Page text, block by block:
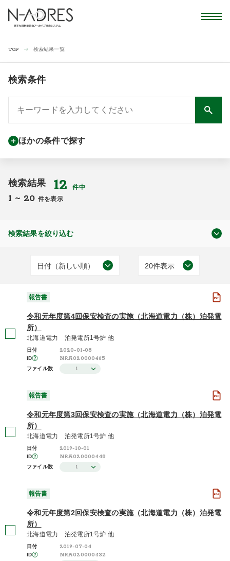
TOP 検索結果一覧
検索条件
ほかの条件で探す
検索結果 12件中
1 ~ 20 件を表示
検索結果を絞り込む
(12)
(12)
2018年度 / 平成30年度
(4)
2017年度 / 平成29年度
(4)
日付（新しい順）
タイトル（昇順）
20件表示
報告書
令和元年度第4回保安検査の実施（北海道電力（株）泊発電
所）
北海道電力 泊発電所1号炉 他
日付 2020-01-08
ID NRA020000465
ファイル数 1
報告書
令和元年度第3回保安検査の実施（北海道電力（株）泊発電
所）
北海道電力 泊発電所1号炉 他
日付 2019-10-01
ID NRA020000448
ファイル数 1
報告書
令和元年度第2回保安検査の実施（北海道電力（株）泊発電
所）
北海道電力 泊発電所1号炉 他
日付 2019-07-04
ID NRA020000432